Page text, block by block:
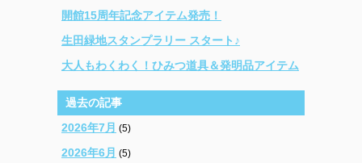
開館15周年記念アイテム発売！
生田緑地スタンプラリー スタート♪
大人もわくわく！ひみつ道具＆発明品アイテム
過去の記事
2026年7月 (5)
2026年6月 (5)